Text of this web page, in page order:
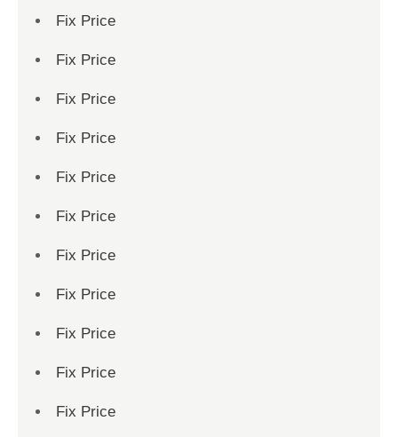
Fix Price
Fix Price
Fix Price
Fix Price
Fix Price
Fix Price
Fix Price
Fix Price
Fix Price
Fix Price
Fix Price